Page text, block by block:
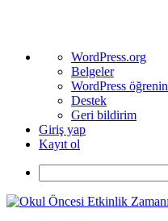
WordPress
hakkında
WordPress.org
Belgeler
WordPress öğrenin
Destek
Geri bildirim
Giriş yap
Kayıt ol